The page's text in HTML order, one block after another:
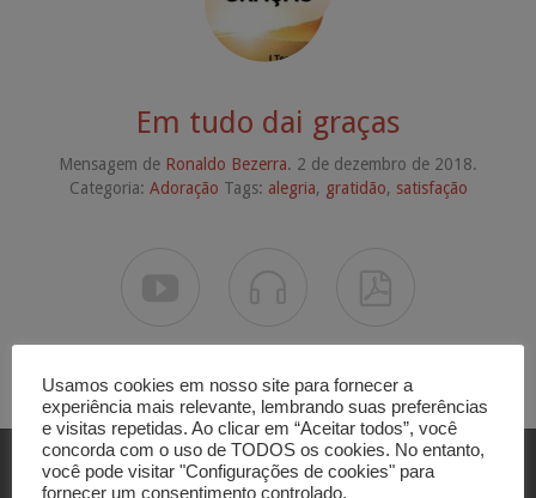
Em tudo dai graças
Mensagem de Ronaldo Bezerra. 2 de dezembro de 2018.
Categoria: Adoração Tags: alegria, gratidão, satisfação
Usamos cookies em nosso site para fornecer a
experiência mais relevante, lembrando suas preferências
e visitas repetidas. Ao clicar em “Aceitar todos”, você
concorda com o uso de TODOS os cookies. No entanto,
você pode visitar "Configurações de cookies" para
fornecer um consentimento controlado.